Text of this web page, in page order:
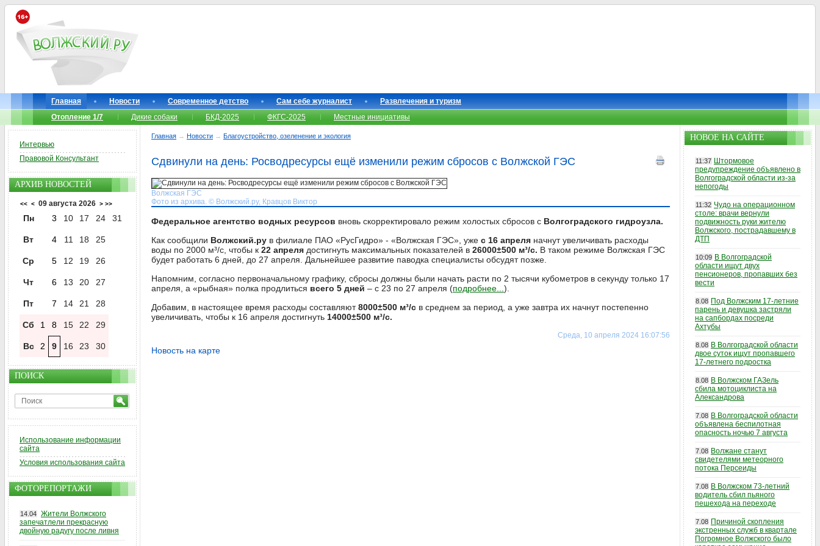
Главная Новости Современное детство Сам себе журналист
Развлечения и туризм
Отопление 1/7
Дикие собаки БКД-2025 ФКГС-2025 Местные инициативы
Главная → Новости → Благоустройство, озеленение и экология
Сдвинули на день: Росводресурсы ещё изменили режим сбросов с Волжской ГЭС
Волжская ГЭС
Фото из архива. © Волжский.ру, Кравцов Виктор
Федеральное агентство водных ресурсов вновь скорректировало режим холостых сбросов с Волгоградского гидроузла.
Как сообщили Волжский.ру в филиале ПАО «РусГидро» - «Волжская ГЭС», уже с 16 апреля начнут увеличивать расходы
воды по 2000 м³/с, чтобы к 22 апреля достигнуть максимальных показателей в 26000±500 м³/с. В таком режиме Волжская ГЭС
будет работать 6 дней, до 27 апреля. Дальнейшее развитие паводка специалисты обсудят позже.
Напомним, согласно первоначальному графику, сбросы должны были начать расти по 2 тысячи кубометров в секунду только 17
апреля, а «рыбная» полка продлиться всего 5 дней – с 23 по 27 апреля (подробнее... ).
Добавим, в настоящее время расходы составляют8000±500 м³/с в среднем за период, а уже завтра их начнут постепенно
увеличивать, чтобы к 16 апреля достигнуть 14000±500 м³/с.
Среда, 10 апреля 2024 16:07:56
Новость на карте
Интервью
Правовой Консультант
АРХИВ НОВОСТЕЙ
<< < 09 августа 2026 > >>
Пн 3 10 17 24 31
Вт 4 11 18 25
Ср 5 12 19 26
Чт 6 13 20 27
Пт 7 14 21 28
Сб 1 8 15 22 29
Вс 2 9 16 23 30
ПОИСК
Использование информации
сайта
Условия использования сайта
ФОТОРЕПОРТАЖИ
14.04 Жители Волжского
запечатлели прекрасную
двойную радугу после ливня
НОВОЕ НА САЙТЕ
11:37 Штормовое
предупреждение объявлено в
Волгоградской области из-за
непогоды
11:32 Чудо на операционном
столе: врачи вернули
подвижность руки жителю
Волжского, пострадавшему в
ДТП
10:09 В Волгоградской
области ищут двух
пенсионеров, пропавших без
вести
8.08 Под Волжским 17-летние
парень и девушка застряли
на сапбордах посреди
Ахтубы
8.08 В Волгоградской области
двое суток ищут пропавшего
17-летнего подростка
8.08 В Волжском ГАЗель
сбила мотоциклиста на
Александрова
7.08 В Волгоградской области
объявлена беспилотная
опасность ночью 7 августа
7.08 Волжане станут
свидетелями метеорного
потока Персеиды
7.08 В Волжском 73-летний
водитель сбил пьяного
пешехода на переходе
7.08 Причиной скопления
экстренных служб в квартале
Погромное Волжского было